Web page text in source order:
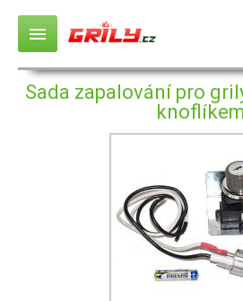
menu
Sada zapalování pro
knoflíkem